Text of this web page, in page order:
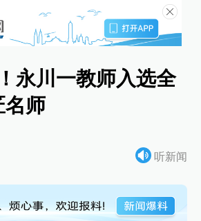
永川一教师入选全
名师
听新闻